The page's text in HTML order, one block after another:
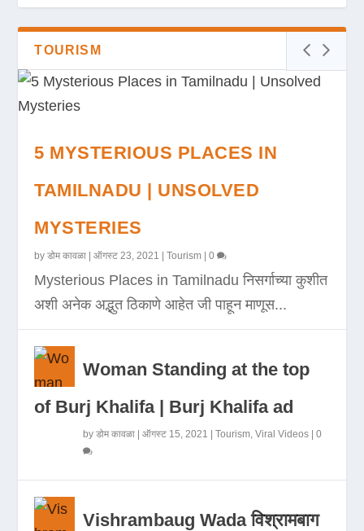
TOURISM
5 MYSTERIOUS PLACES IN
TAMILNADU | UNSOLVED
MYSTERIES
byडोम कावळा |ऑगस्ट 23, 2021 |Tourism |0
Mysterious Places in Tamilnadu निसर्गाच्या कुशीत
अशी अनेक अद्भुत ठिकाणे आहेत जी पाहून माणूस...
Woman Standing at the top
of Burj Khalifa | Burj Khalifa ad
byडोम कावळा |ऑगस्ट 15, 2021 |Tourism ,Viral Videos |0
Vishrambaug Wada विश्रामबाग